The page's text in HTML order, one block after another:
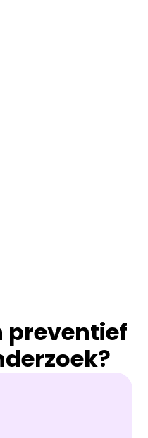
preventief